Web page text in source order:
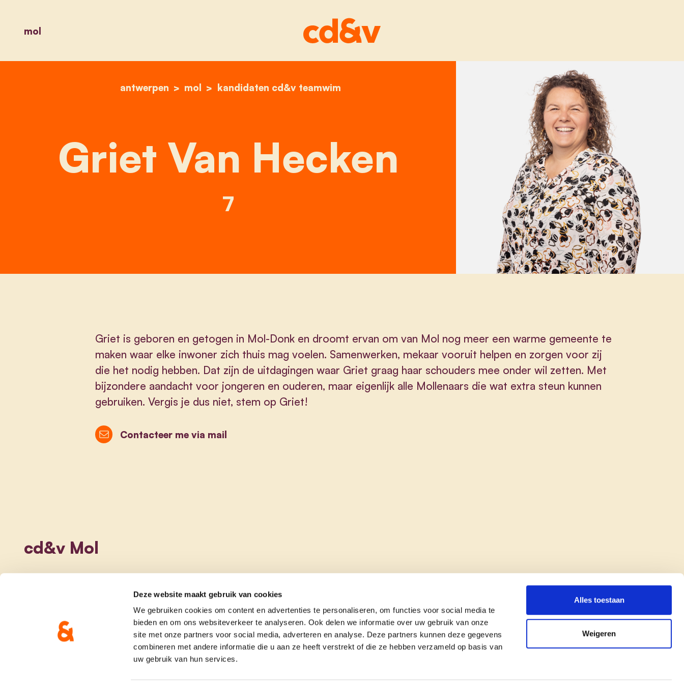
Deze website maakt gebruik van cookies
We gebruiken cookies om content en advertenties te personaliseren, om functies voor social media te
bieden en om ons websiteverkeer te analyseren. Ook delen we informatie over uw gebruik van onze
site met onze partners voor social media, adverteren en analyse. Deze partners kunnen deze gegevens
combineren met andere informatie die u aan ze heeft verstrekt of die ze hebben verzameld op basis van
uw gebruik van hun services.
Alles toestaan
Weigeren
mol
home
antwerpen mol kandidaten cd&v teamwim
griet van hecken
Griet Van Hecken
7
Griet is geboren en getogen in Mol-Donk en droomt ervan om van Mol nog meer een warme gemeente te
maken waar elke inwoner zich thuis mag voelen. Samenwerken, mekaar vooruit helpen en zorgen voor zij
die het nodig hebben. Dat zijn de uitdagingen waar Griet graag haar schouders mee onder wil zetten. Met
bijzondere aandacht voor jongeren en ouderen, maar eigenlijk alle Mollenaars die wat extra steun kunnen
gebruiken. Vergis je dus niet, stem op Griet!
Contacteer me via mail
cd&v Mol